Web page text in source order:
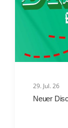
29. Jul. 26
Neuer